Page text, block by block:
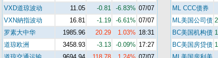
VXD道琼波动
11.05 -0.81 -6.83% 07/07
VXN納指波动
16.81 -1.19 -6.61% 07/07
罗素大中华
1985.96 20.29 1.03% 18:31
道琼欧洲
3458.93 -3.13 -0.09% 17:27
ML CCC债券
ML美国公司债
BC美国机构债
BC美国房贷债